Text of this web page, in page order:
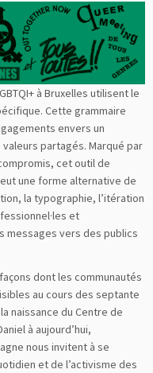
à Bruxelles utilisent le
Cette grammaire
envers un
partagés. Marqué par
cet outil de
une forme alternative de
la typographie, l’itération
et
messages vers des publics
dont les communautés
au cours des septante
naissance du Centre de
à aujourd’hui,
nous invitent à se
et de l’activisme des